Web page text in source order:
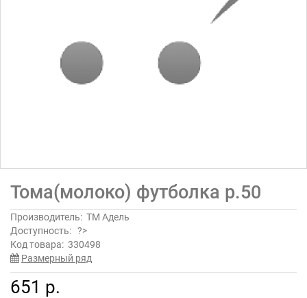
Тома(молоко) футболка р.50
Производитель: ТМ Адель
Доступность: ?>
Код товара: 330498
Размерный ряд
651 р.